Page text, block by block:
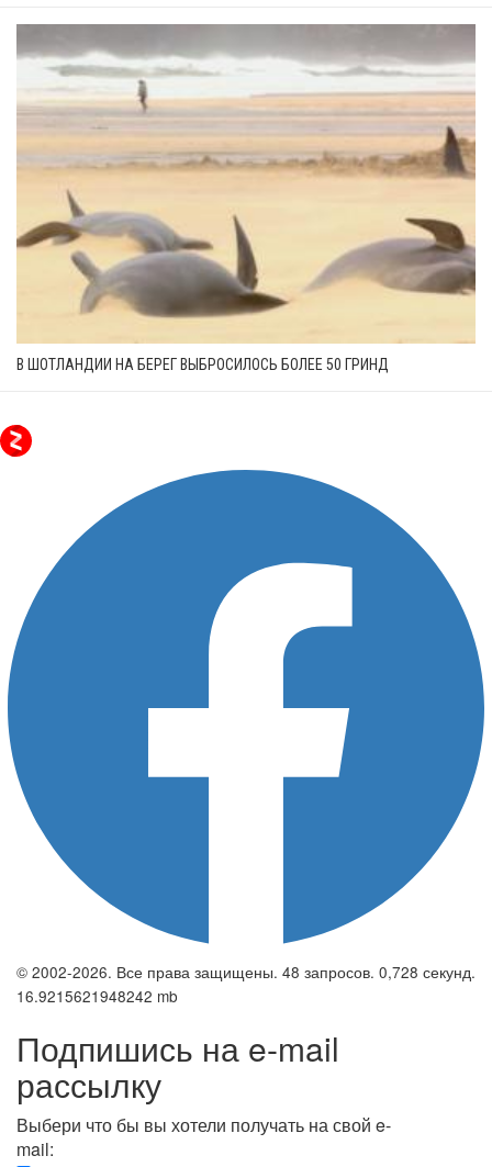
В ШОТЛАНДИИ НА БЕРЕГ ВЫБРОСИЛОСЬ БОЛЕЕ 50 ГРИНД
© 2002-2026. Все права защищены. 48 запросов. 0,728 секунд.
16.9215621948242 mb
Подпишись на e-mail
рассылку
Выбери что бы вы хотели получать на свой e-
mail: